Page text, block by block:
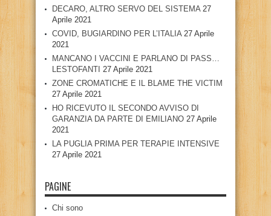
DECARO, ALTRO SERVO DEL SISTEMA 27
Aprile 2021
COVID, BUGIARDINO PER L’ITALIA 27 Aprile
2021
MANCANO I VACCINI E PARLANO DI PASS…
LESTOFANTI 27 Aprile 2021
ZONE CROMATICHE E IL BLAME THE VICTIM
27 Aprile 2021
HO RICEVUTO IL SECONDO AVVISO DI
GARANZIA DA PARTE DI EMILIANO 27 Aprile
2021
LA PUGLIA PRIMA PER TERAPIE INTENSIVE
27 Aprile 2021
PAGINE
Chi sono